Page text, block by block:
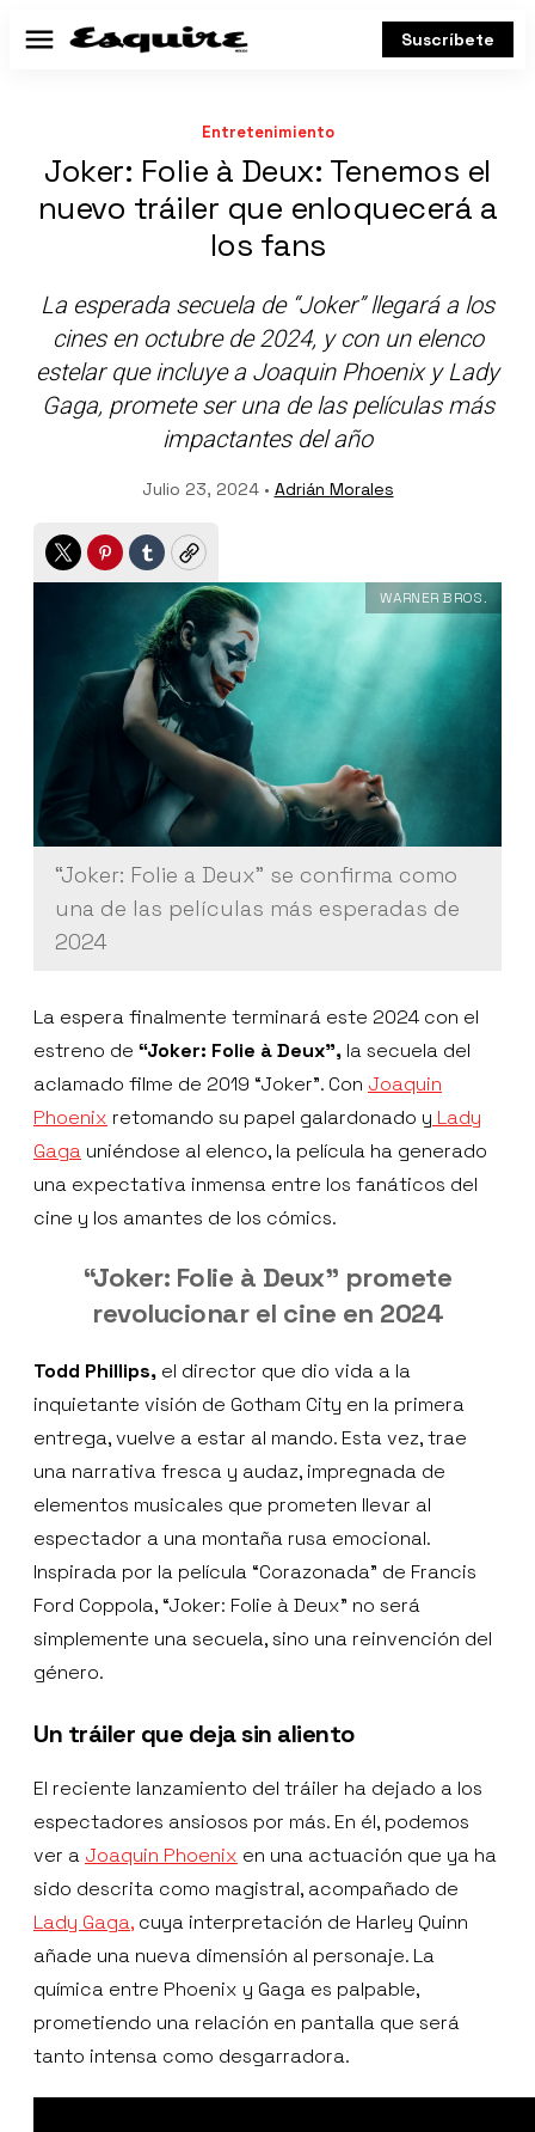
Menú Suscríbete
Entretenimiento
Joker: Folie à Deux: Tenemos el
nuevo tráiler que enloquecerá a
los fans
La esperada secuela de “Joker” llegará a los
cines en octubre de 2024, y con un elenco
estelar que incluye a Joaquin Phoenix y Lady
Gaga, promete ser una de las películas más
impactantes del año
Julio 23, 2024 • Adrián Morales
TwitterPinterest
TumblrCopy
“Joker: Folie a Deux” se confirma como
una de las películas más esperadas de
2024
WARNER BROS.
La espera finalmente terminará este 2024 con el
estreno de “Joker: Folie à Deux”, la secuela del
aclamado filme de 2019 “Joker”. Con Joaquin
Phoenix retomando su papel galardonado y Lady
Gaga uniéndose al elenco, la película ha generado
una expectativa inmensa entre los fanáticos del
cine y los amantes de los cómics.
“Joker: Folie à Deux” promete
revolucionar el cine en 2024
Todd Phillips, el director que dio vida a la
inquietante visión de Gotham City en la primera
entrega, vuelve a estar al mando. Esta vez, trae
una narrativa fresca y audaz, impregnada de
elementos musicales que prometen llevar al
espectador a una montaña rusa emocional.
Inspirada por la película “Corazonada” de Francis
Ford Coppola, “Joker: Folie à Deux” no será
simplemente una secuela, sino una reinvención del
género.
Un tráiler que deja sin aliento
El reciente lanzamiento del tráiler ha dejado a los
espectadores ansiosos por más. En él, podemos
ver a Joaquin Phoenix en una actuación que ya ha
sido descrita como magistral, acompañado de
Lady Gaga, cuya interpretación de Harley Quinn
añade una nueva dimensión al personaje. La
química entre Phoenix y Gaga es palpable,
prometiendo una relación en pantalla que será
tanto intensa como desgarradora.